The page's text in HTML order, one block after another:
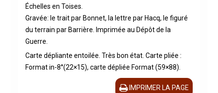
Échelles en Toises.
Gravée: le trait par Bonnet, la lettre par Hacq, le figuré
du terrain par Barrière. Imprimée au Dépôt de la
Guerre.
Carte dépliante entoilée. Très bon état. Carte pliée :
Format in-8°(22×15), carte dépliée Format (59×88).
IMPRIMER LA PAGE